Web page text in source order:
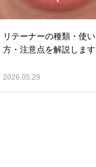
リテーナーの種類・使い
方・注意点を解説します
2026.05.29